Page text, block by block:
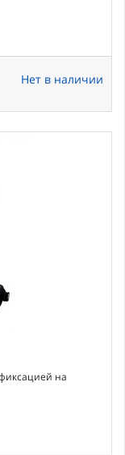
Нет в наличии
на